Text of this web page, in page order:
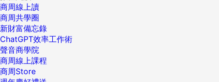
商周線上讀
商周共學圈
新財富備忘錄
ChatGPT效率工作術
聲音商學院
商周線上課程
商周Store